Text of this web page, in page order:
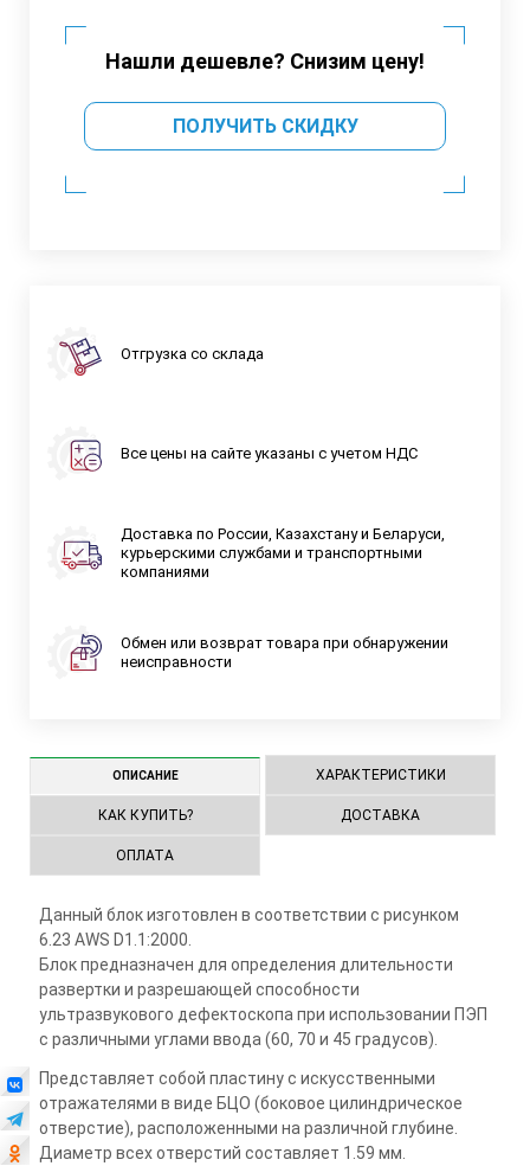
Нашли дешевле? Снизим цену!
ПОЛУЧИТЬ СКИДКУ
Отгрузка со склада
Все цены на сайте указаны с учетом НДС
Доставка по России, Казахстану и Беларуси,
курьерскими службами и транспортными
компаниями
Обмен или возврат товара при обнаружении
неисправности
ОПИСАНИЕ ХАРАКТЕРИСТИКИ
КАК КУПИТЬ? ДОСТАВКА
ОПЛАТА
Данный блок изготовлен в соответствии с рисунком
6.23 AWS D1.1:2000. ⠀
Блок предназначен для определения длительности
развертки и разрешающей способности
ультразвукового дефектоскопа при использовании ПЭП
с различными углами ввода (60, 70 и 45 градусов). ⠀
Представляет собой пластину с искусственными
отражателями в виде БЦО (боковое цилиндрическое
отверстие), расположенными на различной глубине.
Диаметр всех отверстий составляет 1.59 мм.